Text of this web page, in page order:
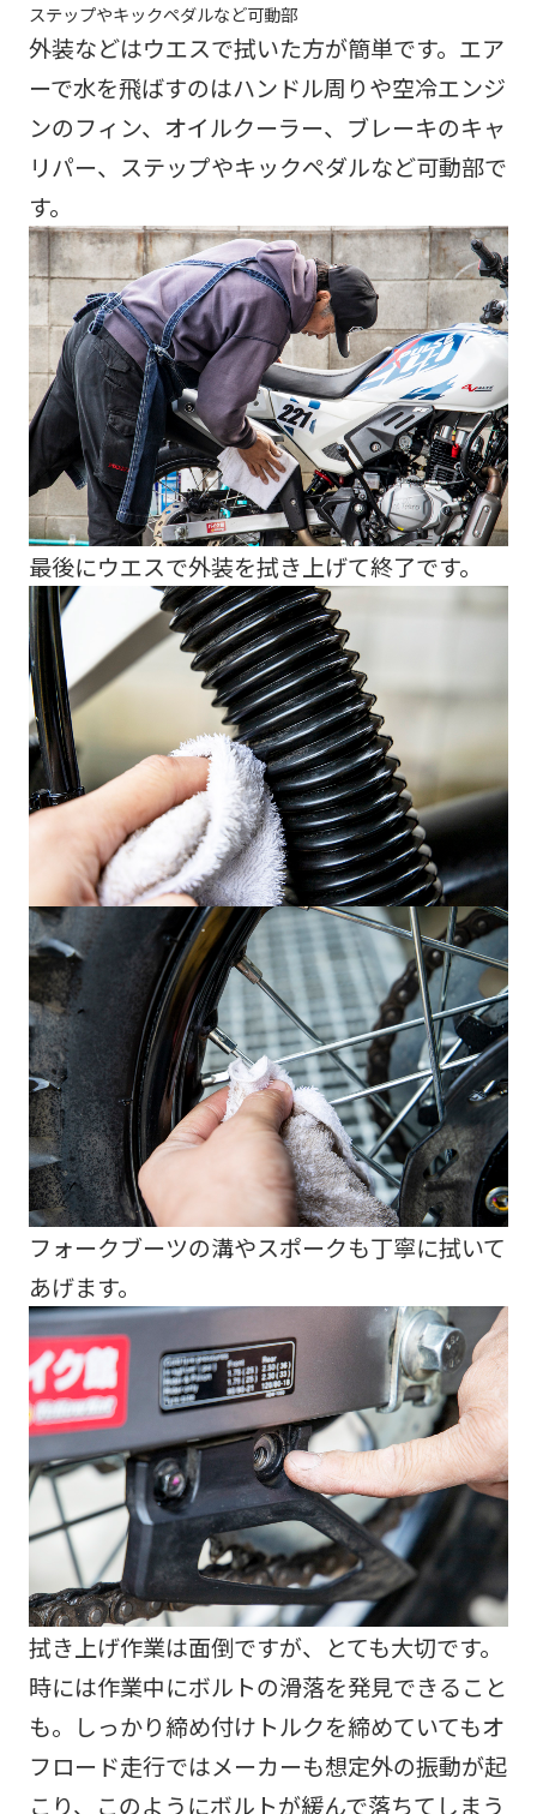
ステップやキックペダルなど可動部
外装などはウエスで拭いた方が簡単です。エア
ーで水を飛ばすのはハンドル周りや空冷エンジ
ンのフィン、オイルクーラー、ブレーキのキャ
リパー、ステップやキックペダルなど可動部で
す。
最後にウエスで外装を拭き上げて終了です。
フォークブーツの溝やスポークも丁寧に拭いて
あげます。
拭き上げ作業は面倒ですが、とても大切です。
時には作業中にボルトの滑落を発見できること
も。しっかり締め付けトルクを締めていてもオ
フロード走行ではメーカーも想定外の振動が起
こり、このようにボルトが緩んで落ちてしまう